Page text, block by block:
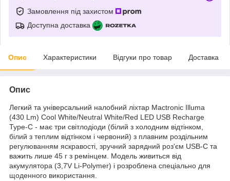
Замовлення під захистом
Доступна доставка
Опис Характеристики Відгуки про товар Доставка
Опис
Легкий та універсальний налобний ліхтар Mactronic Illuma
(430 Lm) Cool White/Neutral White/Red LED USB Recharge
Type-C - має три світлодіоди (білий з холодним відтінком,
білий з теплим відтінком і червоний) з плавним роздільним
регулюванням яскравості, зручний зарядний роз'єм USB-C та
важить лише 45 г з ремінцем. Модель живиться від
акумулятора (3,7V Li-Polymer) і розроблена спеціально для
щоденного використання.